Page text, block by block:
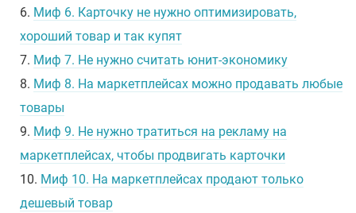
6. Миф 6. Карточку не нужно оптимизировать,
хороший товар и так купят
7. Миф 7. Не нужно считать юнит-экономику
8. Миф 8. На маркетплейсах можно продавать любые
товары
9. Миф 9. Не нужно тратиться на рекламу на
маркетплейсах, чтобы продвигать карточки
10. Миф 10. На маркетплейсах продают только
дешевый товар